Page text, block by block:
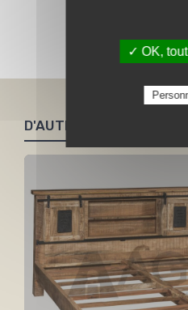
Voir toute la
D'AUTRES PRODUITS
✓ OK,